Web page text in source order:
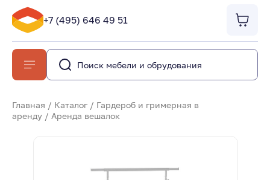
+7 (495) 646 49 51
Главная / Каталог / Гардероб и гримерная в
аренду / Аренда вешалок